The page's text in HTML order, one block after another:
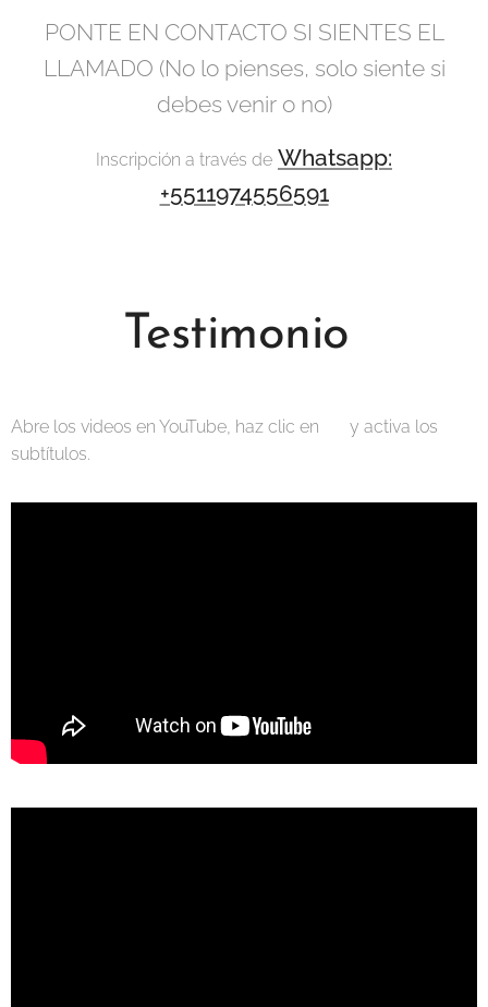
PONTE EN CONTACTO SI SIENTES EL
LLAMADO (No lo pienses, solo siente si
debes venir o no)
Inscripción a través de Whatsapp:
+5511974556591
Testimonio
Abre los videos en YouTube, haz clic en ⚙️ y activa los
subtítulos.